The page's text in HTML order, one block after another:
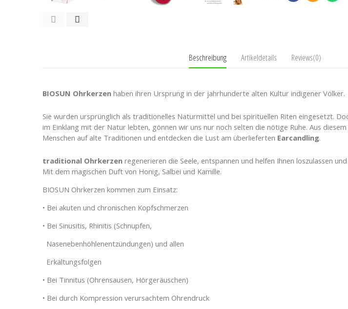
Beschreibung Artikeldetails Reviews(0)
BIOSUN Ohrkerzen haben ihren Ursprung in der jahrhunderte alten Kultur indigener Völker.
Sie wurden ursprünglich als traditionelles Naturmittel und bei spirituellen Riten eingesetzt.
im Einklang mit der Natur lebten, gönnen wir uns nur noch selten die nötige Ruhe. Aus
Menschen auf alte Traditionen und entdecken die Lust am überlieferten Earcandling.
traditional Ohrkerzen regenerieren die Seele, entspannen und helfen Ihnen loszulassen
Mit dem magischen Duft von Honig, Salbei und Kamille.
BIOSUN Ohrkerzen kommen zum Einsatz:
• Bei akuten und chronischen Kopfschmerzen
• Bei Sinusitis, Rhinitis (Schnupfen,
Nasenebenhöhlenentzündungen) und allen
Erkältungsfolgen
• Bei Tinnitus (Ohrensausen, Hörgeräuschen)
• Bei durch Kompression verursachtem Ohrendruck